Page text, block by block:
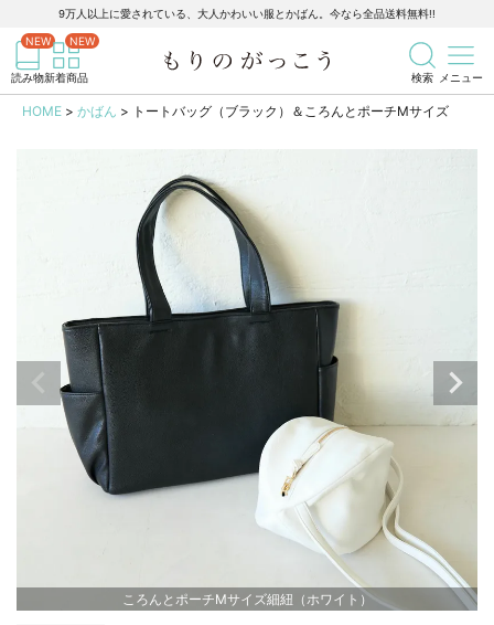
9万人以上に愛されている、大人かわいい服とかばん。今なら全品送料無料!!
読み物新着商品 検索 メニュー
商品を検索 記事を検索
HOME かばん トートバッグ（ブラック）＆ころんとポーチMサイズ
ころんとポーチMサイズ細紐（ホワイト）